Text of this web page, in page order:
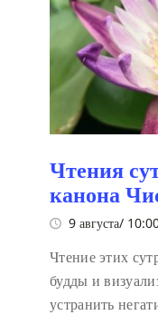
Чтения
канона
9 августа/
Чтение этих
будды и
устранить